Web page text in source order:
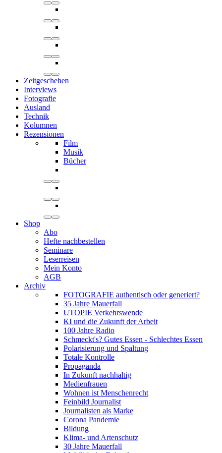
Zeitgeschehen
Interviews
Fotografie
Ausland
Technik
Kolumnen
Rezensionen
Film
Musik
Bücher
Shop
Abo
Hefte nachbestellen
Seminare
Leserreisen
Mein Konto
AGB
Archiv
FOTOGRAFIE authentisch oder generiert?
35 Jahre Mauerfall
UTOPIE Verkehrswende
KI und die Zukunft der Arbeit
100 Jahre Radio
Schmeckt's? Gutes Essen - Schlechtes Essen
Polarisierung und Spaltung
Totale Kontrolle
Propaganda
In Zukunft nachhaltig
Medienfrauen
Wohnen ist Menschenrecht
Feinbild Journalist
Journalisten als Marke
Corona Pandemie
Bildung
Klima- und Artenschutz
30 Jahre Mauerfall